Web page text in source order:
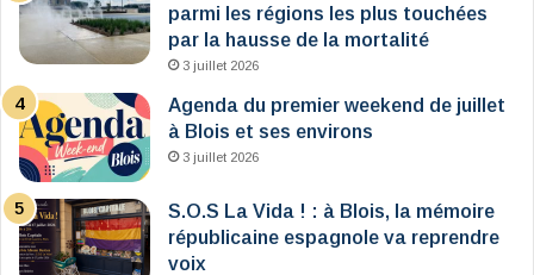
parmi les régions les plus touchées
par la hausse de la mortalité
3 juillet 2026
Agenda du premier weekend de juillet
à Blois et ses environs
3 juillet 2026
S.O.S La Vida ! : à Blois, la mémoire
républicaine espagnole va reprendre
voix